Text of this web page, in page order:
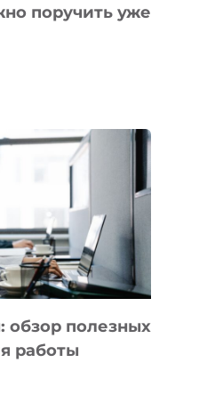
поручить уже
полезных
работы